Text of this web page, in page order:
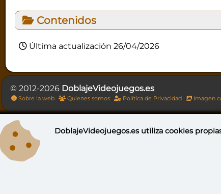
Contenidos
Última actualización 26/04/2026
© 2012-2026 DoblajeVideojuegos.es
Sobre la web Quienes somos Política de Privacidad Imagen
DoblajeVideojuegos.es utilizacookies